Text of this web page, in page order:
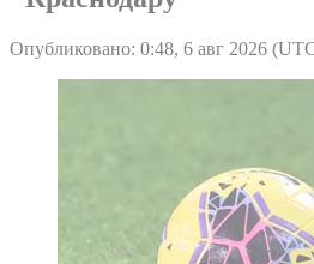
Опубликовано: 0:48, 6 авг 2026